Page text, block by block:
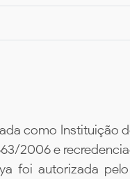
como Instituição
2006 e
foi autorizada